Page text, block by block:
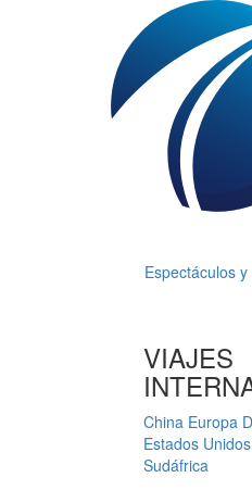
Espectáculos
VIAJES
China Europa
Estados Unidos
Sudáfrica